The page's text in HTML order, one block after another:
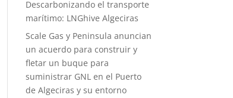
Descarbonizando el transporte
marítimo: LNGhive Algeciras
Scale Gas y Peninsula anuncian
un acuerdo para construir y
fletar un buque para
suministrar GNL en el Puerto
de Algeciras y su entorno